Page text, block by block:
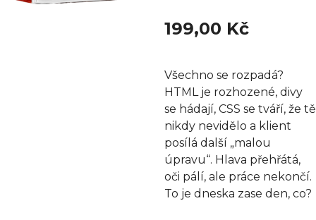
199,00 Kč
Všechno se rozpadá?
HTML je rozhozené, divy
se hádají, CSS se tváří, že tě
nikdy nevidělo a klient
posílá další „malou
úpravu“. Hlava přehřátá,
oči pálí, ale práce nekončí.
To je dneska zase den, co?